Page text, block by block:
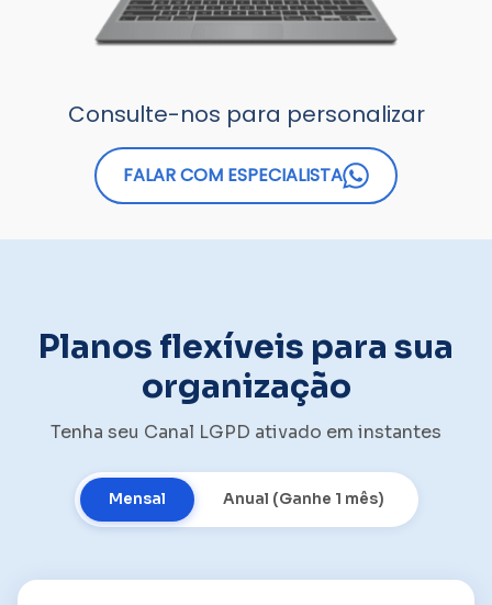
Consulte-nos para personalizar
FALAR COM ESPECIALISTA
Planos flexíveis para sua
organização
Tenha seu Canal LGPD ativado em instantes
Mensal Anual (Ganhe 1 mês)